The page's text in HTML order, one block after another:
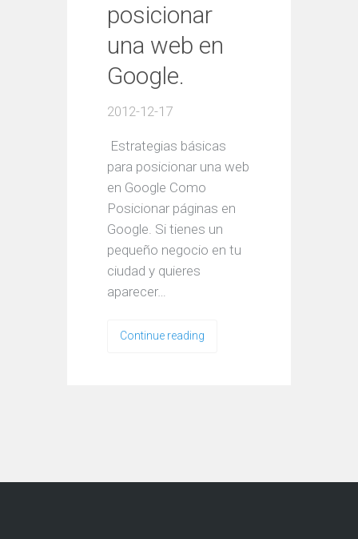
posicionar
una web en
Google.
2012-12-17
Estrategias básicas
para posicionar una web
en Google Como
Posicionar páginas en
Google. Si tienes un
pequeño negocio en tu
ciudad y quieres
aparecer…
Continue reading